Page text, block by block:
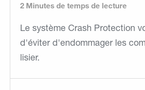
2 Minutes de temps de lecture
Le système Crash Protection
d'éviter d'endommager les
lisier.